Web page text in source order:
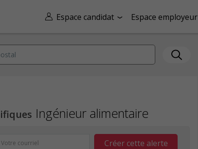
Espace candidat Espace employeur
Ingénieur alimentaire
Créer cette alerte